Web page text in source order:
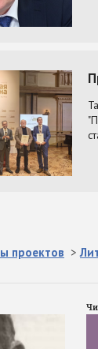
проектов >